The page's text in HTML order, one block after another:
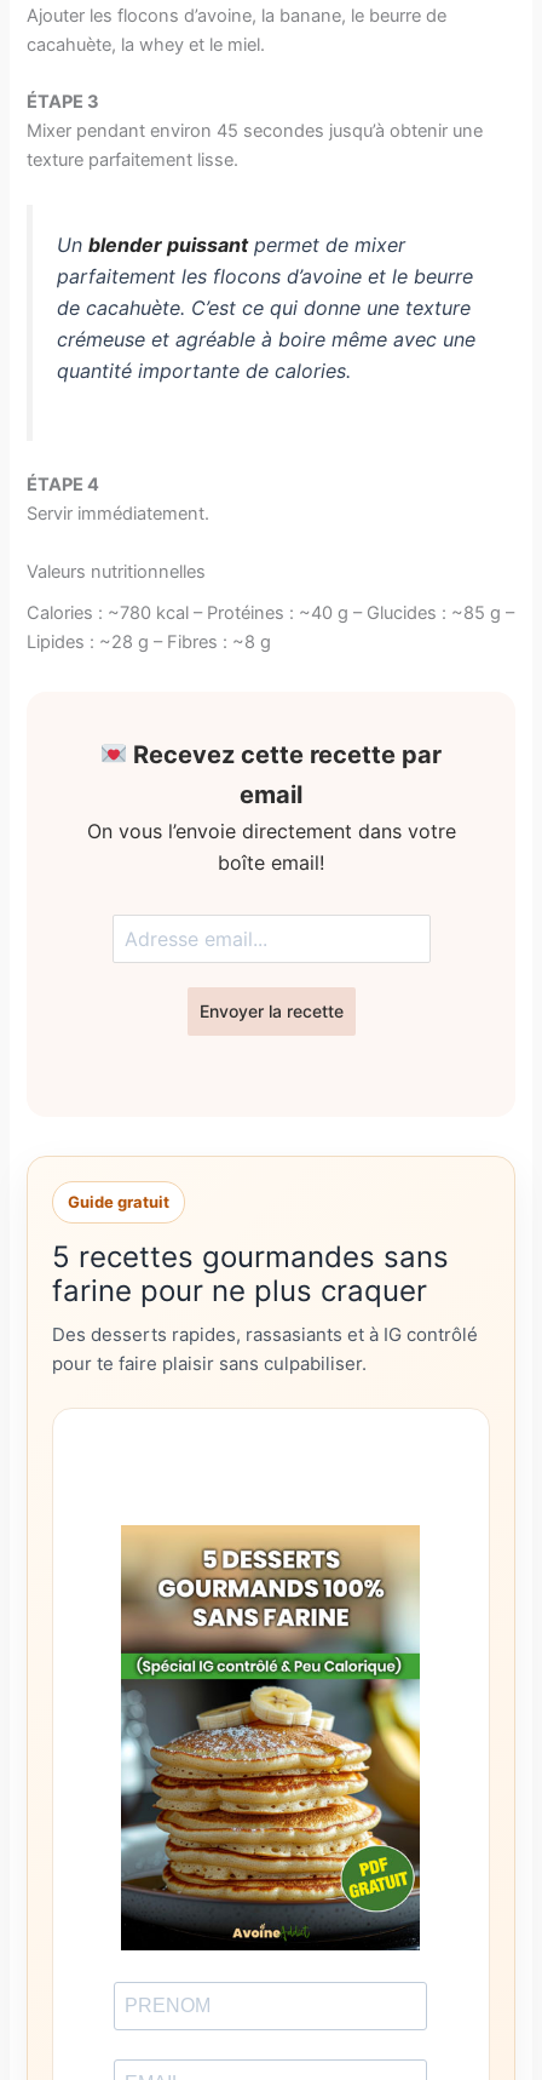
Ajouter les flocons d’avoine, la banane, le beurre de
cacahuète, la whey et le miel.
ÉTAPE 3
Mixer pendant environ 45 secondes jusqu’à obtenir une
texture parfaitement lisse.
Unblender puissantpermet de mixer
parfaitement les flocons d’avoine et le beurre
de cacahuète. C’est ce qui donne une texture
crémeuse et agréable à boire même avec une
quantité importante de calories.
ÉTAPE 4
Servir immédiatement.
Valeurs nutritionnelles
Calories : ~780 kcal – Protéines : ~40 g – Glucides : ~85 g –
Lipides : ~28 g – Fibres : ~8 g
Recevez cette recette par
email
On vous l’envoie directement dans votre
boîte email!
Envoyer la recette
Guide gratuit
5 recettes gourmandes sans
farine pour ne plus craquer
Des desserts rapides, rassasiants et à IG contrôlé
pour te faire plaisir sans culpabiliser.